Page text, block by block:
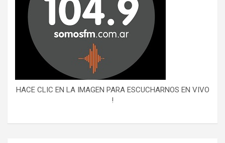
HACE CLIC EN LA IMAGEN PARA ESCUCHARNOS EN VIVO
!